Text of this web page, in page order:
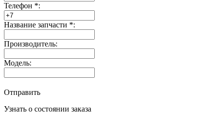
Телефон *:
Название запчасти *:
Производитель:
Модель:
Отправить
Узнать о состоянии заказа